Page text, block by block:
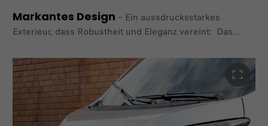
Markantes Design – Ein aussdrucksstarkes
Exterieur, dass Robustheit und Eleganz vereint: Das
dynamische und selbstbewusste Persönlichkeit.